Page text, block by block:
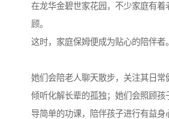
在龙华金碧世家花园，不少家庭有着
顾。
这时，家庭保姆便成为贴心的陪伴者。
她们会陪老人聊天散步，关注其日常
倾听化解长辈的孤独；她们会照顾孩
导简单的功课，陪伴孩子进行有益身